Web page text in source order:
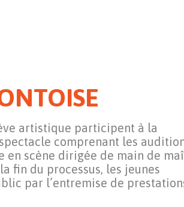
artistique participent à la
comprenant les
en scène dirigée de main de
fin du processus, les jeunes
par l’entremise de